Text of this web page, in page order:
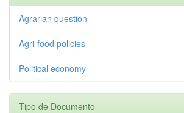
Agrarian question
Agri-food policies
Political economy
Tipo de Documento